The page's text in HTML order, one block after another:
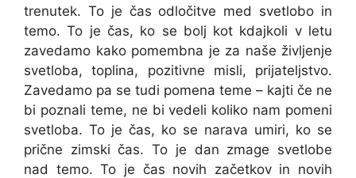
trenutek. To je čas odločitve med svetlobo in
temo. To je čas, ko se bolj kot kdajkoli v letu
zavedamo kako pomembna je za naše življenje
svetloba, toplina, pozitivne misli, prijateljstvo.
Zavedamo pa se tudi pomena teme – kajti če ne
bi poznali teme, ne bi vedeli koliko nam pomeni
svetloba. To je čas, ko se narava umiri, ko se
prične zimski čas. To je dan zmage svetlobe
nad temo. To je čas novih začetkov in novih